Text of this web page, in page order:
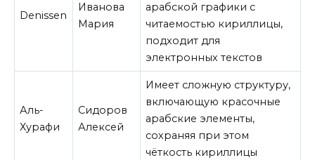
Denissen
Иванова
Мария
арабской графики с
читаемостью кириллицы,
подходит для
электронных текстов
Аль-
Хурафи
Сидоров
Алексей
Имеет сложную структуру,
включающую красочные
арабские элементы,
сохраняя при этом
чёткость кириллицы